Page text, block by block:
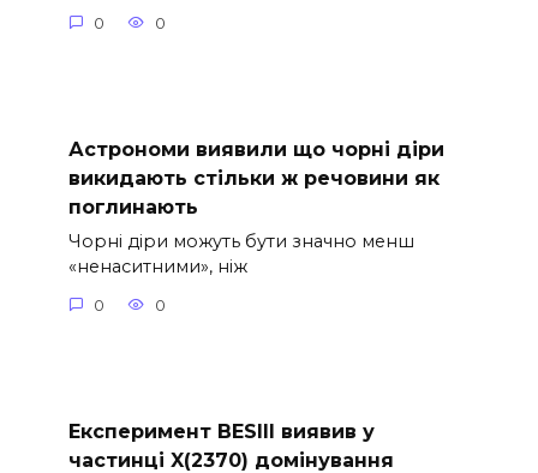
0 0
Астрономи виявили що чорні діри
викидають стільки ж речовини як
поглинають
Чорні діри можуть бути значно менш
«ненаситними», ніж
0 0
Експеримент BESIII виявив у
частинці X(2370) домінування